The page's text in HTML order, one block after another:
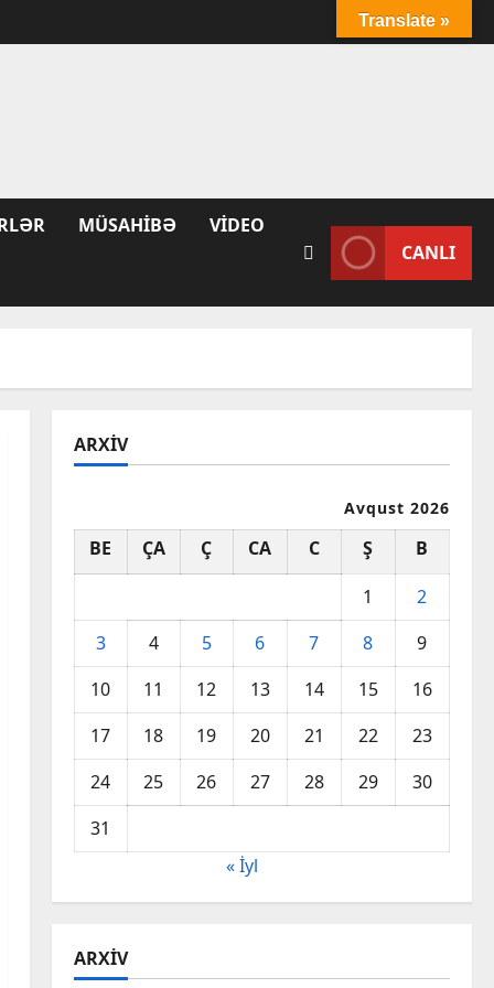
MÜSAHIBƏ VIDEO
CANLI
ARXIV
Avqust 2026
BE ÇA Ç CA C Ş
B
1
2
3
4 5 6 7 8
9
10
11 12 13 14 15
16
17
18 19 20 21 22
23
24
25 26 27 28 29
30
31
« İyl
ARXIV
Translate »